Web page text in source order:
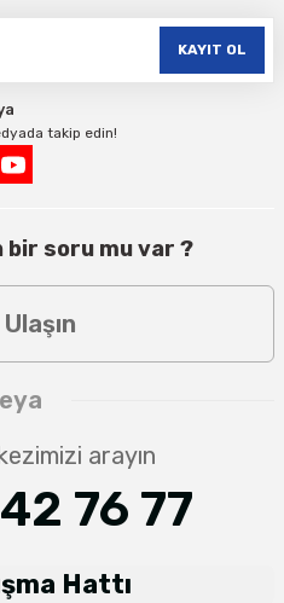
KAYIT OL
takip edin!
bir soru mu var ?
arayın
76 77
Hattı